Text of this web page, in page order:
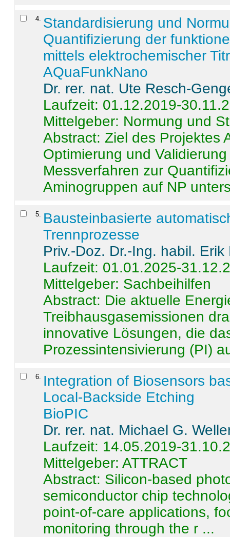
4 Standardisierung und
Quantifizierung der
mittels elektrochemischer
AQuaFunkNano
Dr. rer. nat. Ute Resch-
Laufzeit: 01.12.2019-
Mittelgeber: Normung und
Abstract:Ziel des Projektes
Optimierung und
Messverfahren zur
Aminogruppen auf NP
5
Bausteinbasierte
Trennprozesse
Priv.-Doz. Dr.-Ing. habil. Erik
Laufzeit: 01.01.2025-
Mittelgeber: Sachbeihilfen
Abstract: Die aktuelle
Treibhausgasemissionen
innovative Lösungen, die
Prozessintensivierung (PI)
6
Integration of Biosensors
Local-Backside Etching
BioPIC
Dr. rer. nat. Michael G.
Laufzeit: 14.05.2019-
Mittelgeber: ATTRACT
Abstract: Silicon-based
semiconductor chip
point-of-care applications,
monitoring through the r ...